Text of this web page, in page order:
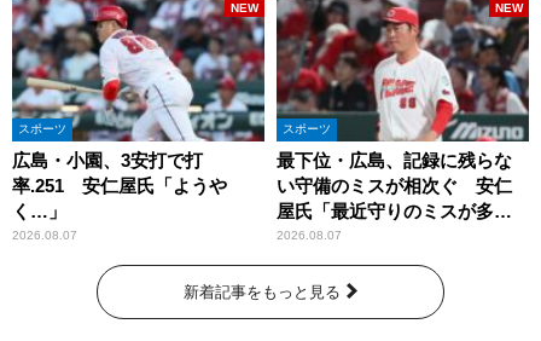
スポーツ
広島・小園、3安打で打
率.251 安仁屋氏「ようや
く…」
2026.08.07
NEW
スポーツ
最下位・広島、記録に残らな
い守備のミスが相次ぐ 安仁
屋氏「最近守りのミスが多
い」
2026.08.07
NEW
新着記事をもっと見る